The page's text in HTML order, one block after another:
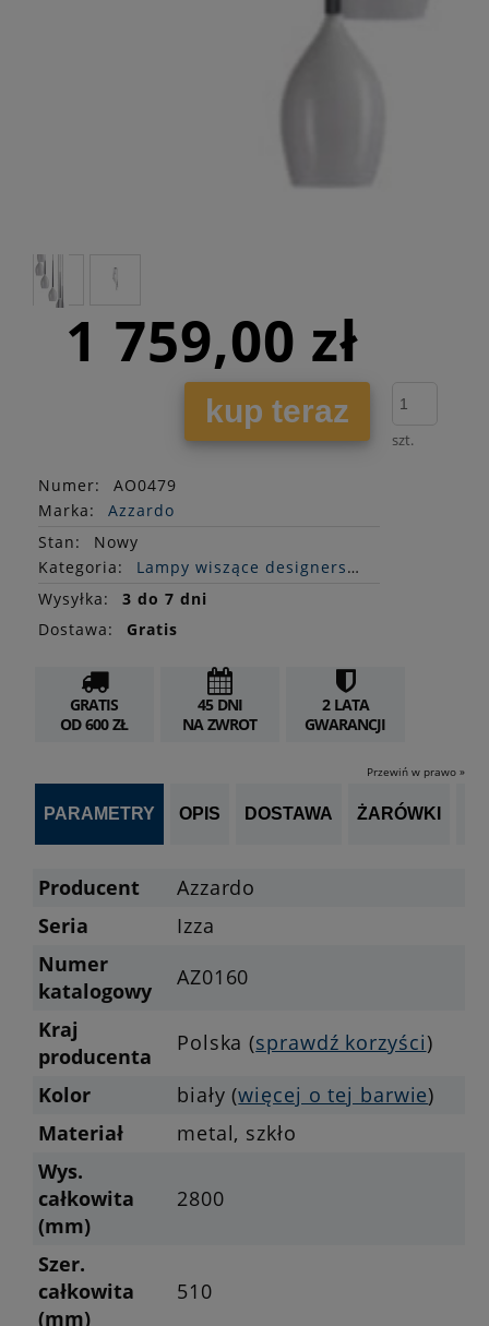
1 759,00 zł
kup teraz
szt.
Numer:
AO0479
Marka:
Azzardo
Stan:
Nowy
Kategoria:
Lampy wiszące designerskie
Wysyłka:
3 do 7 dni
Dostawa:
Gratis
GRATIS
OD 600 ZŁ
45 DNI
NA ZWROT
2 LATA
GWARANCJI
Przewiń w prawo »
PARAMETRY OPIS DOSTAWA ŻARÓWKI
Producent
Azzardo
Seria
Izza
Numer
katalogowy
AZ0160
Kraj
producenta
Polska (sprawdź korzyści)
Kolor
biały (więcej o tej barwie)
Materiał
metal, szkło
Wys.
całkowita
(mm)
2800
Szer.
całkowita
(mm)
510